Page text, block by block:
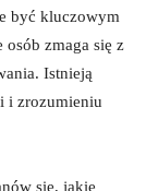
być kluczowym
zmaga się z
Istnieją
i zrozumieniu
się, jakie